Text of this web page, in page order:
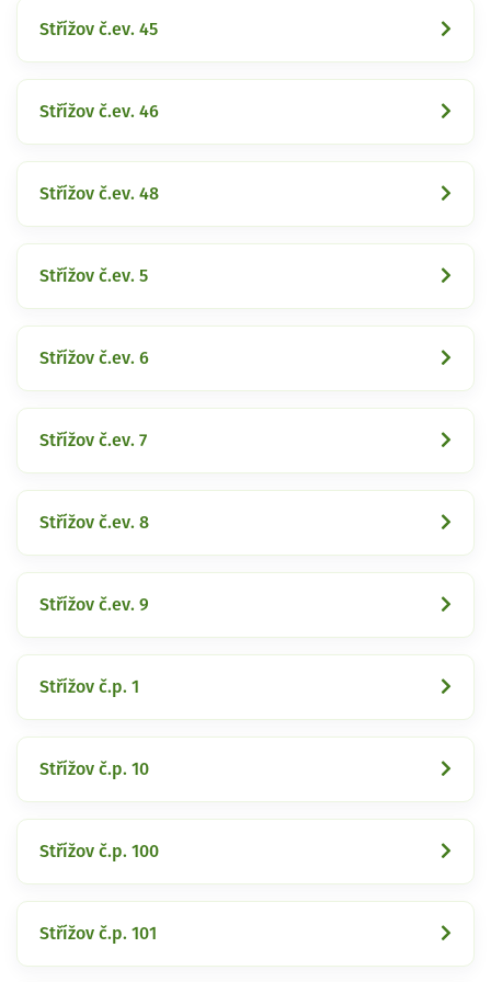
Střížov č.ev. 45
Střížov č.ev. 46
Střížov č.ev. 48
Střížov č.ev. 5
Střížov č.ev. 6
Střížov č.ev. 7
Střížov č.ev. 8
Střížov č.ev. 9
Střížov č.p. 1
Střížov č.p. 10
Střížov č.p. 100
Střížov č.p. 101